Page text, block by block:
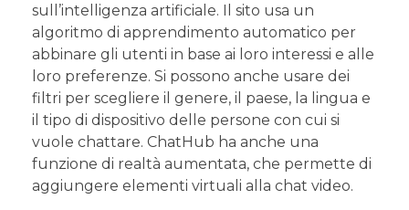
sull’intelligenza artificiale. Il sito usa un
algoritmo di apprendimento automatico per
abbinare gli utenti in base ai loro interessi e alle
loro preferenze. Si possono anche usare dei
filtri per scegliere il genere, il paese, la lingua e
il tipo di dispositivo delle persone con cui si
vuole chattare. ChatHub ha anche una
funzione di realtà aumentata, che permette di
aggiungere elementi virtuali alla chat video.